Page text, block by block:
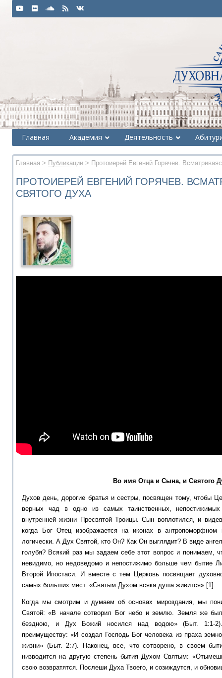
Главная Академия Деятельность
Главная > Публикации > Протоиерей Евгений Горячев.
ПРОТОИЕРЕЙ ЕВГЕНИЙ ГОРЯЧЕВ.
СВЯТОГО ДУХА
Во имя Отца и Сына, и Святого
Духов день, дорогие братья и сестры, посвящен тому, чтобы
верных чад в одно из самых таинственных,
внутренней жизни Пресвятой Троицы. Сын воплотился, и
когда Бог Отец изображается на иконах в
логически. А Дух Святой, кто Он? Как Он выглядит? В виде
голубя? Всякий раз мы задаем себе этот вопрос и понимаем,
невидимо, но недоведомо и непостижимо больше чем бытие
Второй Ипостаси. И вместе с тем Церковь посвящает
самых больших мест. «Святым Духом всяка душа живится» [1].
Когда мы смотрим и думаем об основах мироздания, мы
Святой: «В начале сотворил Бог небо и землю. Земля же
бездною, и Дух Божий носился над водою» (Быт. 1:1-
преимуществу: «И создал Господь Бог человека из праха
жизни» (Быт. 2:7). Наконец, все, что сотворено, в своем
низводится на другую степень бытия Духом Святым:
свою возвратятся. Послеши Духа Твоего, и созиждутся, и